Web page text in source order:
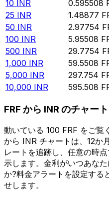
10 INR 0.595508
25 INR 1.48877
50 INR 2.97754
100 INR 5.95508
500 INR 29.7754
1,000 INR 59.5508
5,000 INR 297.754
10,000 INR 595.508
FRF から INR のチャート
動いている 100 FRF をご覧
から INR チャートは、12か
レートを追跡し、任意の時
示します。金利がいつあな
か?料金アラートを設定する
せします。